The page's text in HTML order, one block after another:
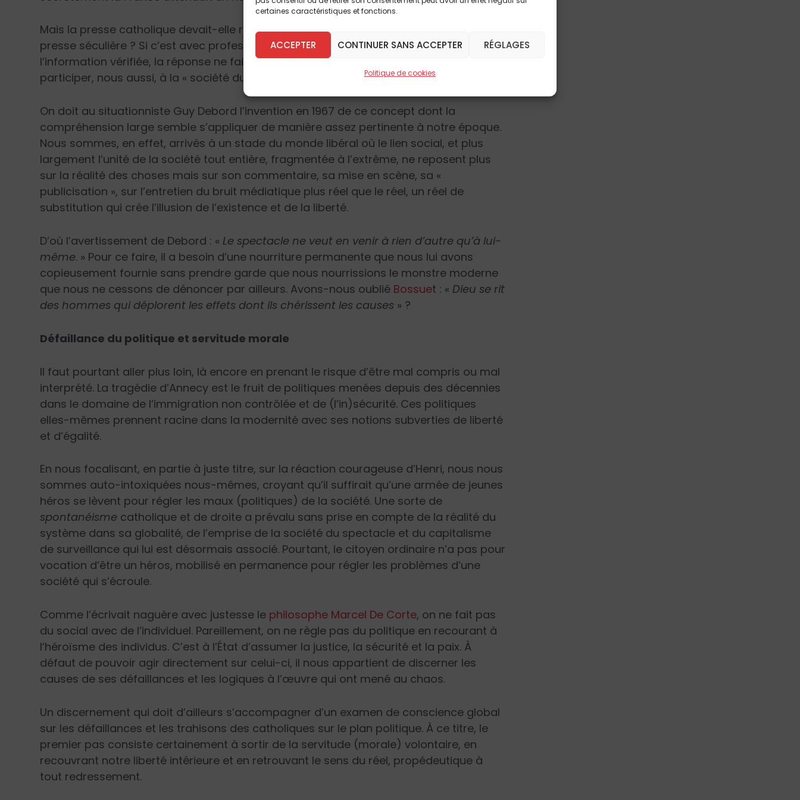
certaines caractéristiques et fonctions.
ACCEPTER CONTINUER SANS ACCEPTER RÉGLAGES
Politique de cookies
Mais la presse catholique devait-elle réagir à l’événement de la même manière que la
presse séculière ? Si c’est avec professionnalisme, rigueur, souci des sources et de
l’information vérifiée, la réponse ne fait aucun doute. Elle est positive. Mais si c’est pour
participer, nous aussi, à la « société du spectacle » ?
On doit au situationniste Guy Debord l’invention en 1967 de ce concept dont la
compréhension large semble s’appliquer de manière assez pertinente à notre époque.
Nous sommes, en effet, arrivés à un stade du monde libéral où le lien social, et plus
largement l’unité de la société tout entière, fragmentée à l’extrême, ne reposent plus
sur la réalité des choses mais sur son commentaire, sa mise en scène, sa «
publicisation », sur l’entretien du bruit médiatique plus réel que le réel, un réel de
substitution qui crée l’illusion de l’existence et de la liberté.
D’où l’avertissement de Debord : « Le spectacle ne veut en venir à rien d’autre qu’à lui-
même. » Pour ce faire, il a besoin d’une nourriture permanente que nous lui avons
copieusement fournie sans prendre garde que nous nourrissions le monstre moderne
que nous ne cessons de dénoncer par ailleurs. Avons-nous oublié Bossuet : « Dieu se rit
des hommes qui déplorent les effets dont ils chérissent les causes » ?
Défaillance du politique et servitude morale
Il faut pourtant aller plus loin, là encore en prenant le risque d’être mal compris ou mal
interprété. La tragédie d’Annecy est le fruit de politiques menées depuis des décennies
dans le domaine de l’immigration non contrôlée et de (l’in)sécurité. Ces politiques
elles-mêmes prennent racine dans la modernité avec ses notions subverties de liberté
et d’égalité.
En nous focalisant, en partie à juste titre, sur la réaction courageuse d’Henri, nous nous
sommes auto-intoxiquées nous-mêmes, croyant qu’il suffirait qu’une armée de jeunes
héros se lèvent pour régler les maux (politiques) de la société. Une sorte de
spontanéisme catholique et de droite a prévalu sans prise en compte de la réalité du
système dans sa globalité, de l’emprise de la société du spectacle et du capitalisme
de surveillance qui lui est désormais associé. Pourtant, le citoyen ordinaire n’a pas pour
vocation d’être un héros, mobilisé en permanence pour régler les problèmes d’une
société qui s’écroule.
Comme l’écrivait naguère avec justesse le philosophe Marcel De Corte, on ne fait pas
du social avec de l’individuel. Pareillement, on ne règle pas du politique en recourant à
l’héroïsme des individus. C’est à l’État d’assumer la justice, la sécurité et la paix. À
défaut de pouvoir agir directement sur celui-ci, il nous appartient de discerner les
causes de ses défaillances et les logiques à l’œuvre qui ont mené au chaos.
Un discernement qui doit d’ailleurs s’accompagner d’un examen de conscience global
sur les défaillances et les trahisons des catholiques sur le plan politique. À ce titre, le
premier pas consiste certainement à sortir de la servitude (morale) volontaire, en
recouvrant notre liberté intérieure et en retrouvant le sens du réel, propédeutique à
tout redressement.